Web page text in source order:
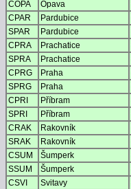
COPA
Opava
CPAR
Pardubice
SPAR
Pardubice
CPRA
Prachatice
SPRA
Prachatice
CPRG
Praha
SPRG
Praha
CPRI
Příbram
SPRI
Příbram
CRAK
Rakovník
SRAK
Rakovník
CSUM
Šumperk
SSUM
Šumperk
CSVI
Svitavy